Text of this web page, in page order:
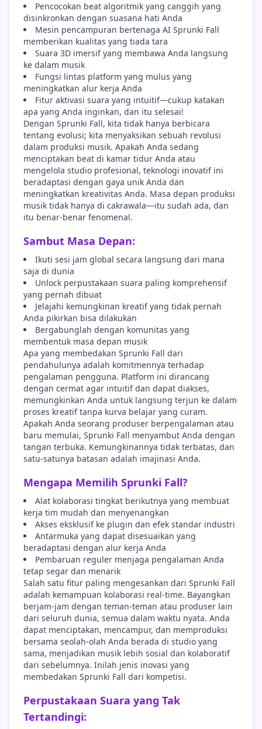
Pencocokan beat algoritmik yang canggih yang
disinkronkan dengan suasana hati Anda
Mesin pencampuran bertenaga AI Sprunki Fall
memberikan kualitas yang tiada tara
Suara 3D imersif yang membawa Anda langsung
ke dalam musik
Fungsi lintas platform yang mulus yang
meningkatkan alur kerja Anda
Fitur aktivasi suara yang intuitif—cukup katakan
apa yang Anda inginkan, dan itu selesai!
Dengan Sprunki Fall, kita tidak hanya berbicara
tentang evolusi; kita menyaksikan sebuah revolusi
dalam produksi musik. Apakah Anda sedang
menciptakan beat di kamar tidur Anda atau
mengelola studio profesional, teknologi inovatif ini
beradaptasi dengan gaya unik Anda dan
meningkatkan kreativitas Anda. Masa depan produksi
musik tidak hanya di cakrawala—itu sudah ada, dan
itu benar-benar fenomenal.
Sambut Masa Depan:
Ikuti sesi jam global secara langsung dari mana
saja di dunia
Unlock perpustakaan suara paling komprehensif
yang pernah dibuat
Jelajahi kemungkinan kreatif yang tidak pernah
Anda pikirkan bisa dilakukan
Bergabunglah dengan komunitas yang
membentuk masa depan musik
Apa yang membedakan Sprunki Fall dari
pendahulunya adalah komitmennya terhadap
pengalaman pengguna. Platform ini dirancang
dengan cermat agar intuitif dan dapat diakses,
memungkinkan Anda untuk langsung terjun ke dalam
proses kreatif tanpa kurva belajar yang curam.
Apakah Anda seorang produser berpengalaman atau
baru memulai, Sprunki Fall menyambut Anda dengan
tangan terbuka. Kemungkinannya tidak terbatas, dan
satu-satunya batasan adalah imajinasi Anda.
Mengapa Memilih Sprunki Fall?
Alat kolaborasi tingkat berikutnya yang membuat
kerja tim mudah dan menyenangkan
Akses eksklusif ke plugin dan efek standar industri
Antarmuka yang dapat disesuaikan yang
beradaptasi dengan alur kerja Anda
Pembaruan reguler menjaga pengalaman Anda
tetap segar dan menarik
Salah satu fitur paling mengesankan dari Sprunki Fall
adalah kemampuan kolaborasi real-time. Bayangkan
berjam-jam dengan teman-teman atau produser lain
dari seluruh dunia, semua dalam waktu nyata. Anda
dapat menciptakan, mencampur, dan memproduksi
bersama seolah-olah Anda berada di studio yang
sama, menjadikan musik lebih sosial dan kolaboratif
dari sebelumnya. Inilah jenis inovasi yang
membedakan Sprunki Fall dari kompetisi.
Perpustakaan Suara yang Tak
Tertandingi: